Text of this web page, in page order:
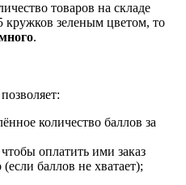
товаров на складе
кружков зеленым цветом, то
.
количество баллов за
оплатить ими заказ
баллов не хватает);